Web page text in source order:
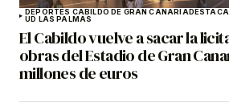
DEPORTES CABILDO DE GRAN CANARIA
UD LAS PALMAS
El Cabildo vuelve a sacar la
obras del Estadio de Gran
millones de euros